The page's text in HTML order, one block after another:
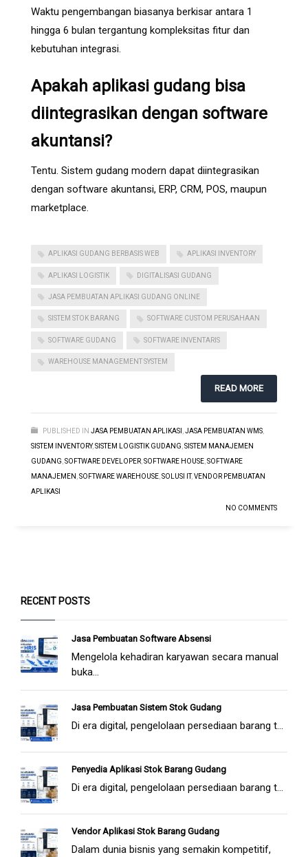
Waktu pengembangan biasanya berkisar antara 1
hingga 6 bulan tergantung kompleksitas fitur dan
kebutuhan integrasi.
Apakah aplikasi gudang bisa
diintegrasikan dengan software
akuntansi?
Tentu. Sistem gudang modern dapat diintegrasikan
dengan software akuntansi, ERP, CRM, POS, maupun
marketplace.
APLIKASI GUDANG BERBASIS WEB APLIKASI INVENTORY
APLIKASI LOGISTIK DIGITALISASI GUDANG
JASA PEMBUATAN APLIKASI GUDANG ONLINE
SISTEM STOK BARANG SOFTWARE CUSTOM PERUSAHAAN
SOFTWARE GUDANG SOFTWARE INVENTARIS
WAREHOUSE MANAGEMENT SYSTEM
READ MORE
PUBLISHED IN JASA PEMBUATAN APLIKASI JASA PEMBUATAN WMS
SISTEM INVENTORY,SISTEM LOGISTIK GUDANG SISTEM MANAJEMEN
GUDANG SOFTWARE DEVELOPER SOFTWARE HOUSE SOFTWARE
MANAJEMEN SOFTWARE WAREHOUSE SOLUSI IT,VENDOR PEMBUATAN
APLIKASI
NO COMMENTS
RECENT POSTS
Jasa Pembuatan Software Absensi
Mengelola kehadiran karyawan secara manual
buka...
Jasa Pembuatan Sistem Stok Gudang
Di era digital, pengelolaan persediaan barang t...
Penyedia Aplikasi Stok Barang Gudang
Di era digital, pengelolaan persediaan barang t...
Vendor Aplikasi Stok Barang Gudang
Dalam dunia bisnis yang semakin kompetitif,